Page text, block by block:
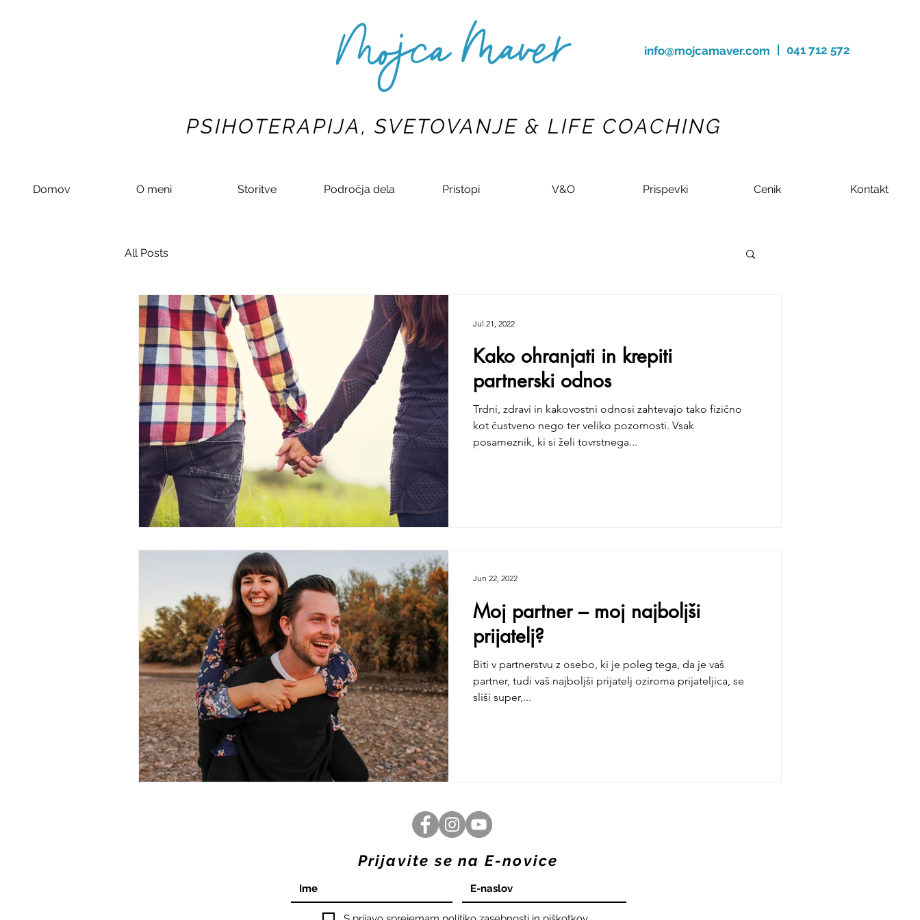
info@mojcamaver.com 041 712 572
PSIHOTERAPIJA, SVETOVANJE & LIFE COACHING
Domov O meni Storitve Področja dela Pristopi V&O Prispevki Cenik Kontakt
All Posts
Kako ohranjati in krepiti
partnerski odnos
Trdni, zdravi in kakovostni odnosi zahtevajo tako fizično
kot čustveno nego ter veliko pozornosti. Vsak
posameznik, ki si želi tovrstnega...
Jul 21, 2022
Moj partner – moj najboljši
prijatelj?
Biti v partnerstvu z osebo, ki je poleg tega, da je vaš
partner, tudi vaš najboljši prijatelj oziroma prijateljica, se
sliši super,...
Jun 22, 2022
Prijavite se na E-novice